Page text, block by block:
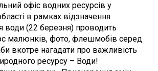
офіс водних ресурсів у
в рамках відзначення
води (22 березня) проводить
малюнків, фото, флешмобів серед
вкотре нагадати про важливість
ресурсу – Води!